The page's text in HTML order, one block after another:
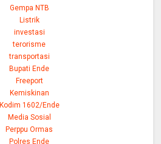
Gempa NTB
Listrik
investasi
terorisme
transportasi
Bupati Ende
Freeport
Kemiskinan
Kodim 1602/Ende
Media Sosial
Perppu Ormas
Polres Ende